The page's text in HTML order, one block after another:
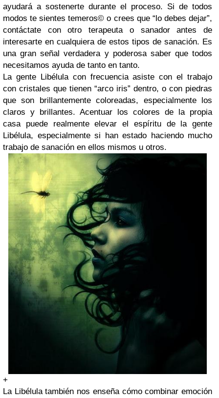
ayudará a sostenerte durante el proceso. Si de todos
modos te sientes temeros© o crees que “lo debes dejar”,
contáctate con otro terapeuta o sanador antes de
interesarte en cualquiera de estos tipos de sanación. Es
una gran señal verdadera y poderosa saber que todos
necesitamos ayuda de tanto en tanto.
La gente Libélula con frecuencia asiste con el trabajo
con cristales que tienen “arco iris” dentro, o con piedras
que son brillantemente coloreadas, especialmente los
claros y brillantes. Acentuar los colores de la propia
casa puede realmente elevar el espíritu de la gente
Libélula, especialmente si han estado haciendo mucho
trabajo de sanación en ellos mismos u otros.
+
La Libélula también nos enseña cómo combinar emoción